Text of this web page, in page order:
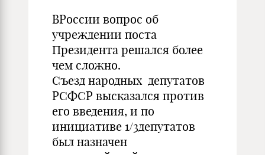
ВРоссии вопрос об
учреждении поста
Президента решался более
чем сложно.
Съезд народных депутатов
РСФСР высказался против
его введения, и по
инициативе 1/3депутатов
был назначен